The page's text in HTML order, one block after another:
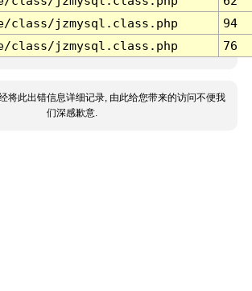
class/jzmysql.class.php
94
class/jzmysql.class.php 76
将此出错信息详细记录, 由此给您带来的访问不便我
们深感歉意.